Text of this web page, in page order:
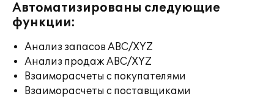
Автоматизированы следующие
функции:
Анализ запасов ABC/XYZ
Анализ продаж ABC/XYZ
Взаиморасчеты с покупателями
Взаиморасчеты с поставщиками